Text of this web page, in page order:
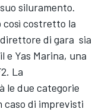
siluramento.
costretto la
di gara sia
e Yas Marina, una
La
le due categorie
caso di imprevisti